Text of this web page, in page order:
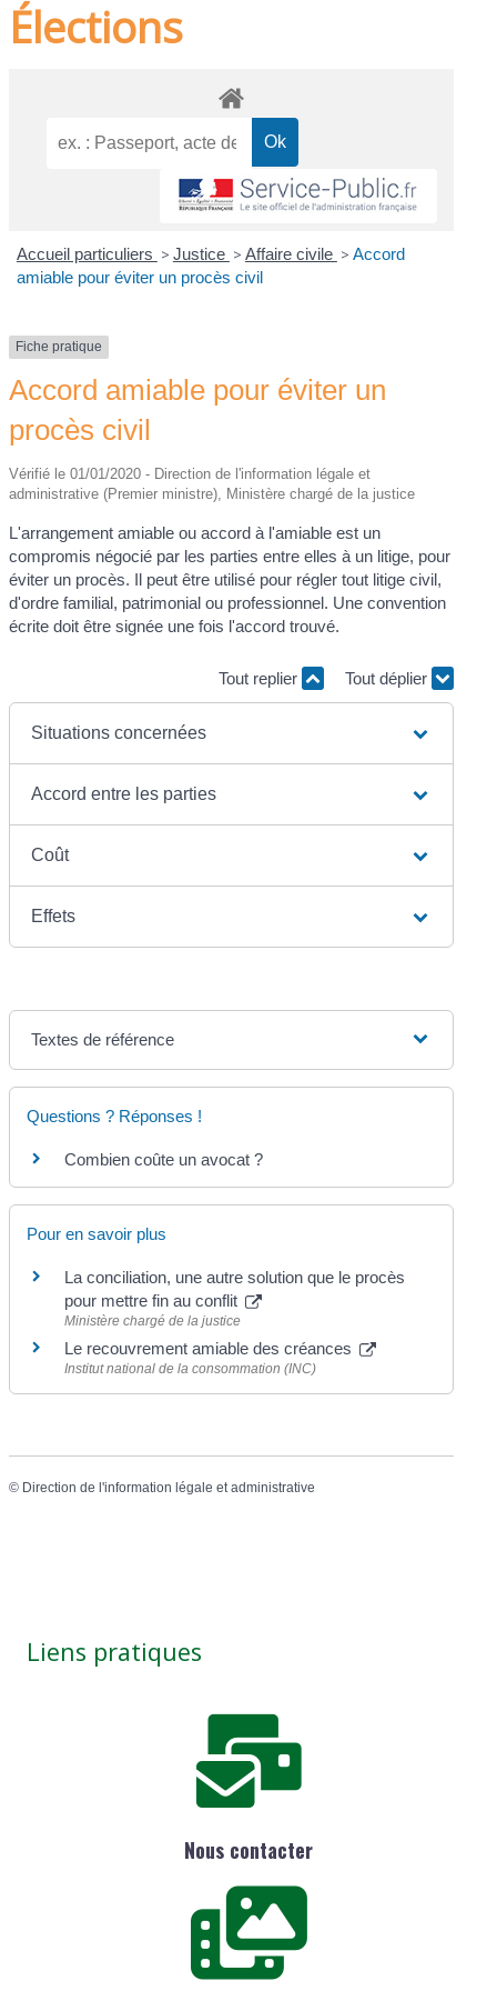
Élections
Accueil particuliers > Justice > Affaire civile > Accord
amiable pour éviter un procès civil
Fiche pratique
Accord amiable pour éviter un
procès civil
Vérifié le 01/01/2020 - Direction de l'information légale et
administrative (Premier ministre), Ministère chargé de la justice
L'arrangement amiable ou accord à l'amiable est un
compromis négocié par les parties entre elles à un litige, pour
éviter un procès. Il peut être utilisé pour régler tout litige civil,
d'ordre familial, patrimonial ou professionnel. Une convention
écrite doit être signée une fois l'accord trouvé.
Tout replier Tout déplier
Situations concernées
Accord entre les parties
Coût
Effets
Textes de référence
Questions ? Réponses !
Combien coûte un avocat ?
Pour en savoir plus
La conciliation, une autre solution que le procès
pour mettre fin au conflit
Ministère chargé de la justice
Le recouvrement amiable des créances
Institut national de la consommation (INC)
© Direction de l'information légale et administrative
Liens pratiques
Nous contacter